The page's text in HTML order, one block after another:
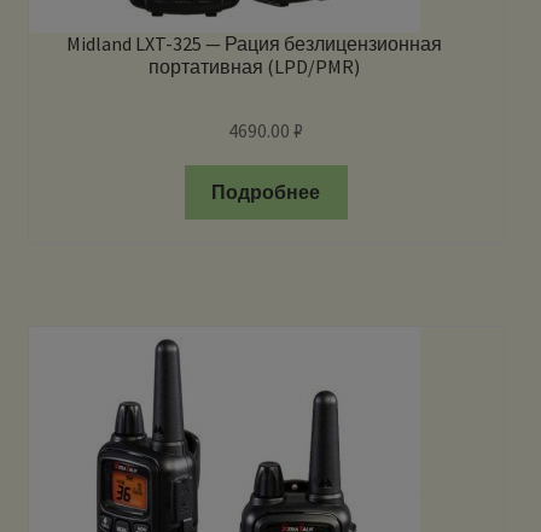
Midland LXT-325 — Рация безлицензионная
портативная (LPD/PMR)
4690.00₽
Подробнее